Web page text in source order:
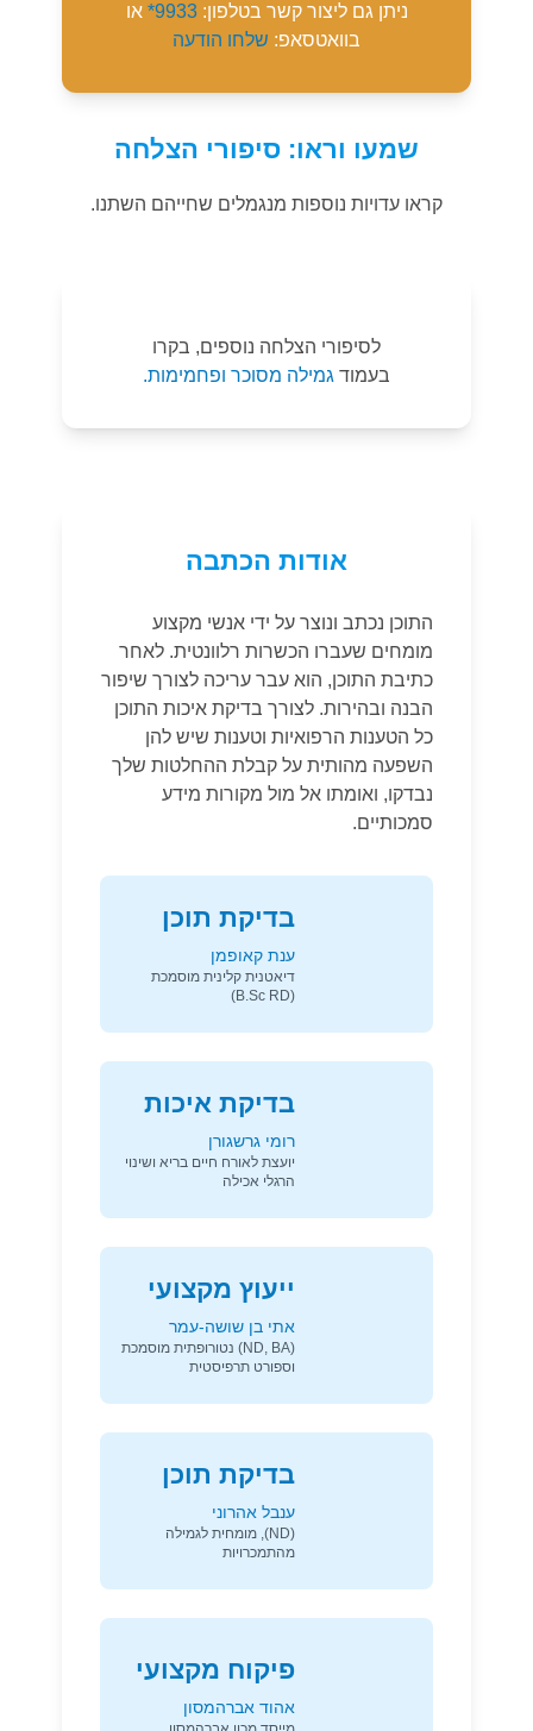
ניתן גם ליצור קשר בטלפון:9933* או
בוואטסאפ: שלחו הודעה
שמעו וראו: סיפורי הצלחה
קראו עדויות נוספות מנגמלים שחייהם השתנו.
לסיפורי הצלחה נוספים, בקרו
בעמוד גמילה מסוכר ופחמימות.
אודות הכתבה
התוכן נכתב ונוצר על ידי אנשי מקצוע
מומחים שעברו הכשרות רלוונטית. לאחר
כתיבת התוכן, הוא עבר עריכה לצורך שיפור
הבנה ובהירות. לצורך בדיקת איכות התוכן
כל הטענות הרפואיות וטענות שיש להן
השפעה מהותית על קבלת ההחלטות שלך
נבדקו, ואומתו אל מול מקורות מידע
סמכותיים.
בדיקת תוכן
ענת קאופמן
דיאטנית קלינית מוסמכת
(B.Sc RD)
בדיקת איכות
רומי גרשגורן
יועצת לאורח חיים בריא ושינוי
הרגלי אכילה
ייעוץ מקצועי
אתי בן שושה-עמר
(ND, BA) נטורופתית מוסמכת
וספורט תרפיסטית
בדיקת תוכן
ענבל אהרוני
(ND), מומחית לגמילה
מהתמכרויות
פיקוח מקצועי
אהוד אברהמסון